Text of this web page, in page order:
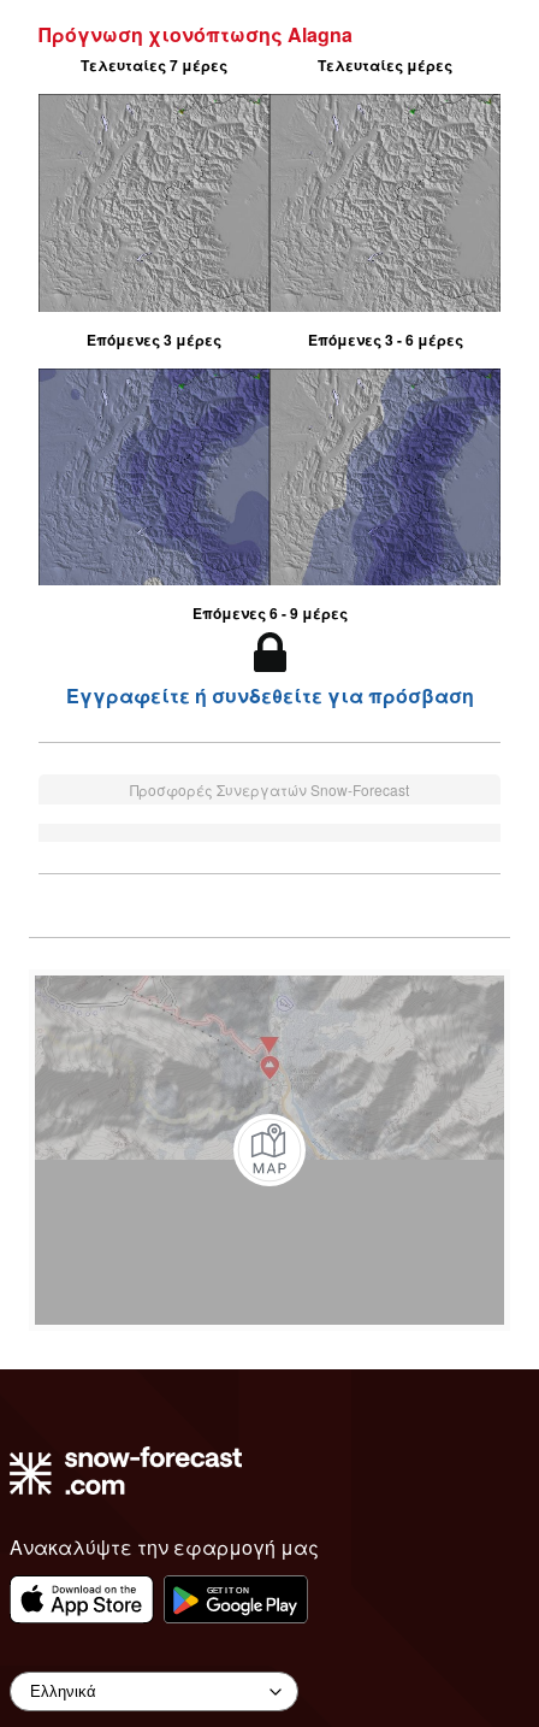
Πρόγνωση χιονόπτωσης Alagna
Τελευταίες 7 μέρες Τελευταίες μέρες
Επόμενες 3 μέρες Επόμενες 3 - 6 μέρες
Επόμενες 6 - 9 μέρες
Εγγραφείτε ή συνδεθείτε για πρόσβαση
Προσφορές Συνεργατών Snow-Forecast
Ανακαλύψτε την εφαρμογή μας